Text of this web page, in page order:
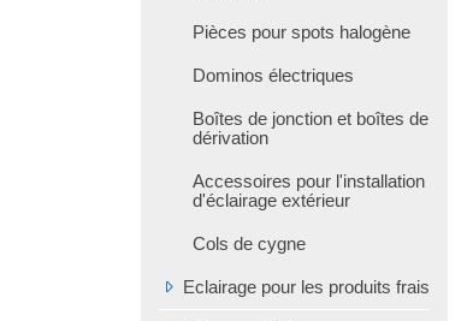
Pièces pour spots halogène
Dominos électriques
Boîtes de jonction et boîtes de
dérivation
Accessoires pour l'installation
d'éclairage extérieur
Cols de cygne
Eclairage pour les produits frais